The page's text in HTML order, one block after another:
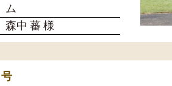
ム
森中 蕃 様